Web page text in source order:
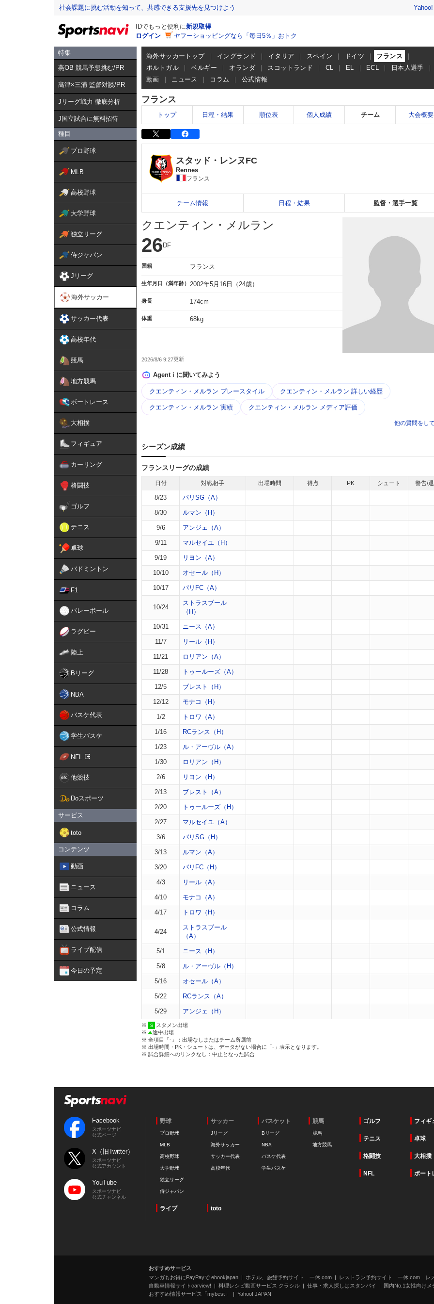
社会課題に挑む活動を知って、共感できる支援先を見つけよう
IDでもっと便利に新規取得
ログイン
ヤフーショッピングなら「毎日5％」おトク
特集
燕OB 競馬予想挑む/PR
髙津×三浦 監督対談/PR
Jリーグ戦力 徹底分析
J国立試合に無料招待
種目
プロ野球
MLB
高校野球
大学野球
独立リーグ
侍ジャパン
Jリーグ
海外サッカー
サッカー代表
高校年代
競馬
地方競馬
ボートレース
大相撲
フィギュア
カーリング
格闘技
ゴルフ
テニス
卓球
バドミントン
F1
バレーボール
ラグビー
陸上
Bリーグ
NBA
バスケ代表
学生バスケ
NFL
他競技
Doスポーツ
サービス
toto
コンテンツ
動画
ニュース
コラム
公式情報
ライブ配信
今日の予定
海外サッカートップ イングランド イタリア スペイン ドイツ
フランス
ポルトガル
ベルギー オランダ スコットランド CL EL ECL
日本人選手
動画
ニュース コラム 公式情報
フランス
トップ 日程・結果 順位表 個人成績 チーム 大会概要
スタッド・レンヌFC
Rennes
フランス
チーム情報 日程・結果 監督・選手一覧
クエンティン・メルラン
26DF
国籍 フランス
生年月日（満年齢） 2002年5月16日（24歳）
身長 174cm
体重 68kg
2026/8/6 9:27
Agent i に聞いてみよう
クエンティン・メルラン プレースタイル クエンティン・メルラン 詳しい経歴
クエンティン・メルラン 実績 クエンティン・メルラン メディア評価
他の質問をし
シーズン成績
フランスリーグの成績
日付 対戦相手 出場時間 得点 PK シュート 警告/
8/23 パリSG（A）
8/30 ルマン（H）
9/6 アンジェ（A）
9/11 マルセイユ（H）
9/19 リヨン（A）
10/10 オセール（H）
10/17 パリFC（A）
10/24
ストラスブール
（H）
10/31 ニース（A）
11/7 リール（H）
11/21 ロリアン（A）
11/28 トゥールーズ（A）
12/5 ブレスト（H）
12/12 モナコ（H）
1/2 トロワ（A）
1/16 RCランス（H）
1/23 ル・アーヴル（A）
1/30 ロリアン（H）
2/6 リヨン（H）
2/13 ブレスト（A）
2/20 トゥールーズ（H）
2/27 マルセイユ（A）
3/6 パリSG（H）
3/13 ルマン（A）
3/20 パリFC（H）
4/3 リール（A）
4/10 モナコ（A）
4/17 トロワ（H）
4/24
ストラスブール
（A）
5/1 ニース（H）
5/8 ル・アーヴル（H）
5/16 オセール（A）
5/22 RCランス（A）
5/29 アンジェ（H）
※
スタメン出場
※
途中出場
※ 全項目「-」：出場なしまたはチーム所属前
※ 出場時間・PK・シュートは、データがない場合に「-」表示となります。
※ 試合詳細へのリンクなし：中止となった試合
Facebook
スポーツナビ
公式ページ
X（旧Twitter）
スポーツナビ
公式アカウント
YouTube
スポーツナビ
公式チャンネル
野球
プロ野球
MLB
高校野球
大学野球
独立リーグ
侍ジャパン
サッカー
Jリーグ
海外サッカー
サッカー代表
高校年代
バスケット
Bリーグ
NBA
バスケ代表
学生バスケ
競馬
競馬
地方競馬
ゴルフ フィギ
テニス 卓球
格闘技 大相撲
NFL ボート
ライブ toto
おすすめサービス
マンガもお得にPayPayで ebookjapan
ホテル、旅館予約サイト 一休.com
レストラン予約サイト 一休.com レ
自動車情報サイトcarview!
料理レシピ動画サービス クラシル 仕事・求人探しはスタンバイ
国内No.1女性向けメ
おすすめ情報サービス「mybest」
Yahoo! JAPAN